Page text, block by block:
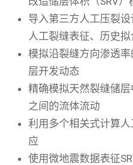
导入第三方人工压裂
人工裂缝表征、历史拟
模拟沿裂缝方向渗透
层开发动态
精确模拟天然裂缝储
之间的流体流动
利用多个相关式计算
应
使用微地震数据表征